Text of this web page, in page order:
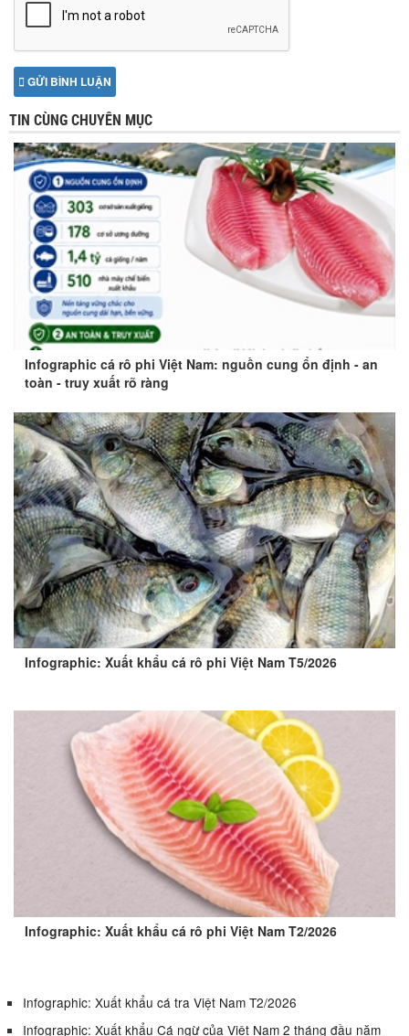
GỬI BÌNH LUẬN
TIN CÙNG CHUYÊN MỤC
Infographic cá rô phi Việt Nam: nguồn cung ổn định - an
toàn - truy xuất rõ ràng
Infographic: Xuất khẩu cá rô phi Việt Nam T5/2026
Infographic: Xuất khẩu cá rô phi Việt Nam T2/2026
Infographic: Xuất khẩu cá tra Việt Nam T2/2026
Infographic: Xuất khẩu Cá ngừ của Việt Nam 2 tháng đầu năm